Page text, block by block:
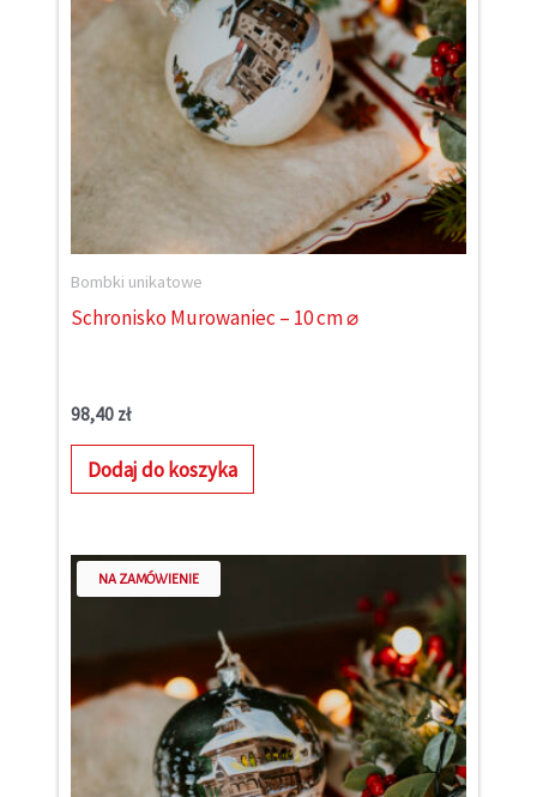
Bombki unikatowe
Schronisko Murowaniec – 10 cm ⌀
98,40 zł
Dodaj do koszyka
NA ZAMÓWIENIE